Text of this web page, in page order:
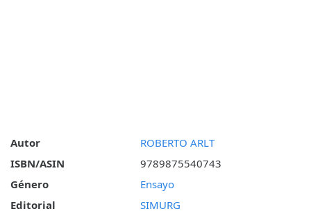
Autor
ROBERTO ARLT
ISBN/ASIN
9789875540743
Género
Ensayo
Editorial
SIMURG